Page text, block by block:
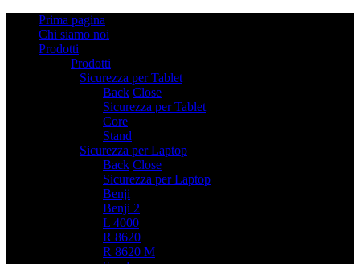
Prima pagina
Chi siamo noi
Prodotti
Prodotti
Sicurezza per Tablet
Back Close
Sicurezza per Tablet
Core
Stand
Sicurezza per Laptop
Back Close
Sicurezza per Laptop
Benji
Benji 2
L 4000
R 8620
R 8620 M